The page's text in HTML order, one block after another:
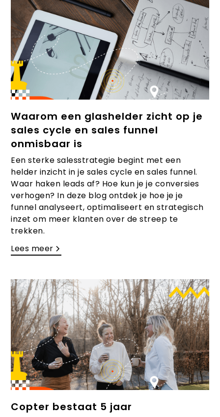
Waarom een glashelder zicht op je
sales cycle en sales funnel
onmisbaar is
Een sterke salesstrategie begint met een
helder inzicht in je sales cycle en sales funnel.
Waar haken leads af? Hoe kun je je conversies
verhogen? In deze blog ontdek je hoe je je
funnel analyseert, optimaliseert en strategisch
inzet om meer klanten over de streep te
trekken.
Lees meer
Copter bestaat 5 jaar